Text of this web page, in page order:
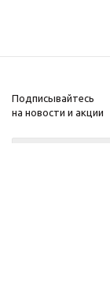
Подписывайтесь
на новости и акции